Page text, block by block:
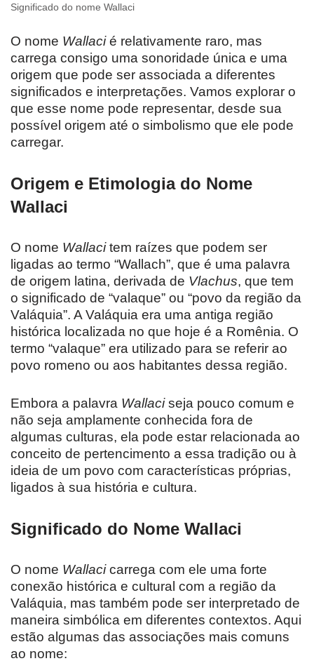
Significado do nome Wallaci
O nome Wallacié relativamente raro, mas
carrega consigo uma sonoridade única e uma
origem que pode ser associada a diferentes
significados e interpretações. Vamos explorar o
que esse nome pode representar, desde sua
possível origem até o simbolismo que ele pode
carregar.
Origem e Etimologia do Nome
Wallaci
O nome Wallacitem raízes que podem ser
ligadas ao termo “Wallach”, que é uma palavra
de origem latina, derivada de Vlachus, que tem
o significado de “valaque” ou “povo da região da
Valáquia”. A Valáquia era uma antiga região
histórica localizada no que hoje é a Romênia. O
termo “valaque” era utilizado para se referir ao
povo romeno ou aos habitantes dessa região.
Embora a palavra Wallaciseja pouco comum e
não seja amplamente conhecida fora de
algumas culturas, ela pode estar relacionada ao
conceito de pertencimento a essa tradição ou à
ideia de um povo com características próprias,
ligados à sua história e cultura.
Significado do Nome Wallaci
O nome Wallacicarrega com ele uma forte
conexão histórica e cultural com a região da
Valáquia, mas também pode ser interpretado de
maneira simbólica em diferentes contextos. Aqui
estão algumas das associações mais comuns
ao nome: